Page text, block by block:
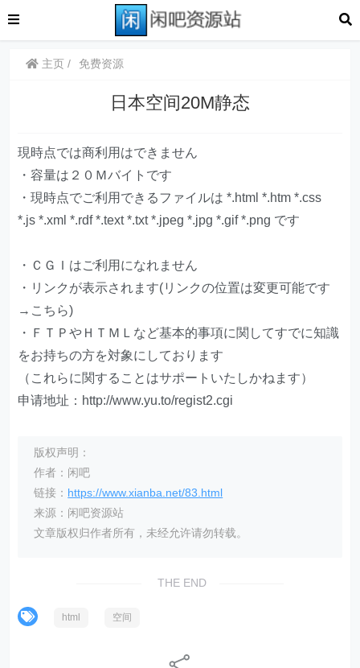
主页 免费资源
日本空间20M静态
現時点では商利用はできません
・容量は２０Ｍバイトです
・現時点でご利用できるファイルは *.html *.htm *.css
*.js *.xml *.rdf *.text *.txt *.jpeg *.jpg *.gif *.png です
・ＣＧＩはご利用になれません
・リンクが表示されます(リンクの位置は変更可能です
→こちら)
・ＦＴＰやＨＴＭＬなど基本的事項に関してすでに知識
をお持ちの方を対象にしております
（これらに関することはサポートいたしかねます）
申请地址：http://www.yu.to/regist2.cgi
版权声明：
作者：闲吧
链接： https://www.xianba.net/83.html
来源：闲吧资源站
文章版权归作者所有，未经允许请勿转载。
THE END
html 空间